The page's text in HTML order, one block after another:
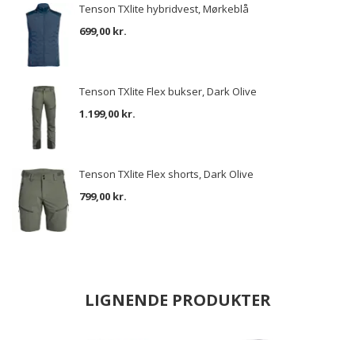
Tenson TXlite hybridvest, Mørkeblå
699,00 kr.
Tenson TXlite Flex bukser, Dark Olive
1.199,00 kr.
Tenson TXlite Flex shorts, Dark Olive
799,00 kr.
LIGNENDE PRODUKTER